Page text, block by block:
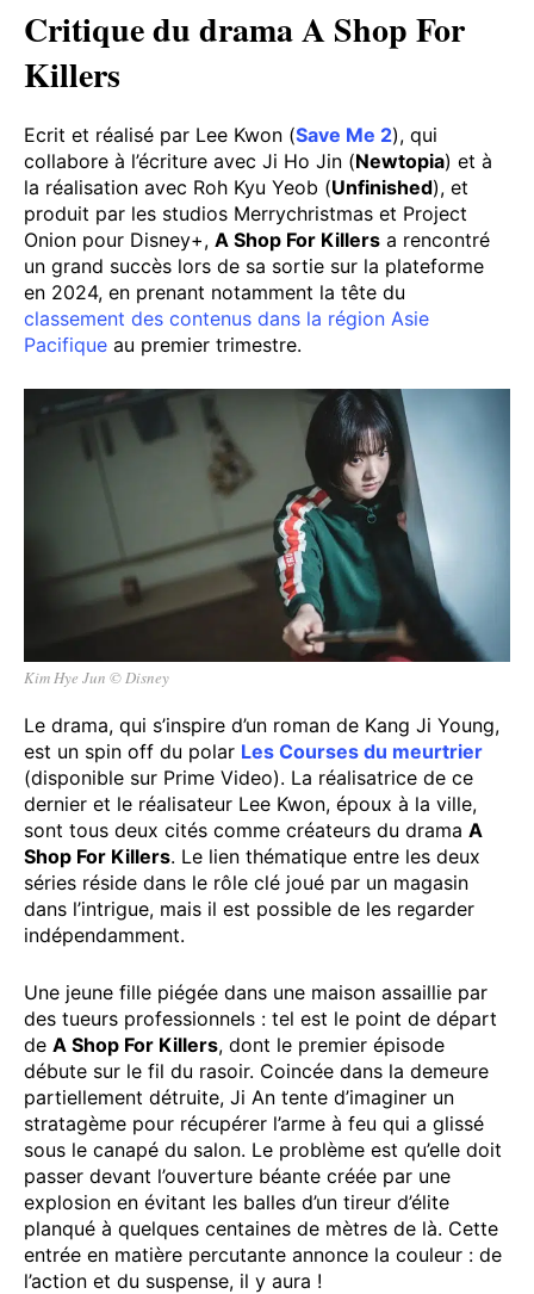
Critique du drama A Shop For
Killers
Ecrit et réalisé par Lee Kwon (Save Me 2), qui
collabore à l’écriture avec Ji Ho Jin (Newtopia) et à
la réalisation avec Roh Kyu Yeob (Unfinished), et
produit par les studios Merrychristmas et Project
Onion pour Disney+, A Shop For Killers a rencontré
un grand succès lors de sa sortie sur la plateforme
en 2024, en prenant notamment la tête du
classement des contenus dans la région Asie
Pacifique au premier trimestre.
Kim Hye Jun © Disney
Le drama, qui s’inspire d’un roman de Kang Ji Young,
est un spin off du polar Les Courses du meurtrier
(disponible sur Prime Video). La réalisatrice de ce
dernier et le réalisateur Lee Kwon, époux à la ville,
sont tous deux cités comme créateurs du drama A
Shop For Killers. Le lien thématique entre les deux
séries réside dans le rôle clé joué par un magasin
dans l’intrigue, mais il est possible de les regarder
indépendamment.
Une jeune fille piégée dans une maison assaillie par
des tueurs professionnels : tel est le point de départ
de A Shop For Killers, dont le premier épisode
débute sur le fil du rasoir. Coincée dans la demeure
partiellement détruite, Ji An tente d’imaginer un
stratagème pour récupérer l’arme à feu qui a glissé
sous le canapé du salon. Le problème est qu’elle doit
passer devant l’ouverture béante créée par une
explosion en évitant les balles d’un tireur d’élite
planqué à quelques centaines de mètres de là. Cette
entrée en matière percutante annonce la couleur : de
l’action et du suspense, il y aura !